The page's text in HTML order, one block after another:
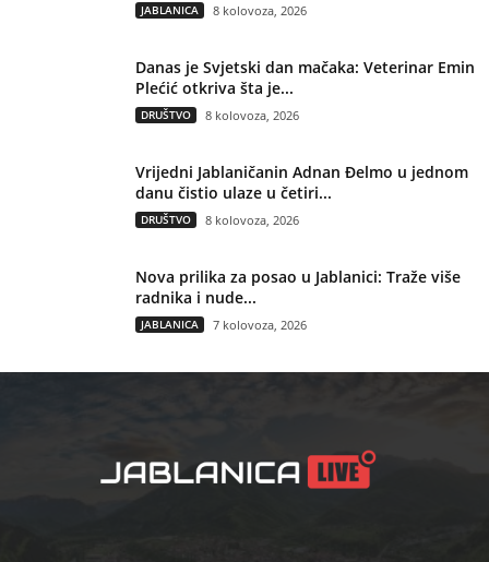
JABLANICA 8 kolovoza, 2026
Danas je Svjetski dan mačaka: Veterinar Emin
Plećić otkriva šta je...
DRUŠTVO 8 kolovoza, 2026
Vrijedni Jablaničanin Adnan Đelmo u jednom
danu čistio ulaze u četiri...
DRUŠTVO 8 kolovoza, 2026
Nova prilika za posao u Jablanici: Traže više
radnika i nude...
JABLANICA 7 kolovoza, 2026